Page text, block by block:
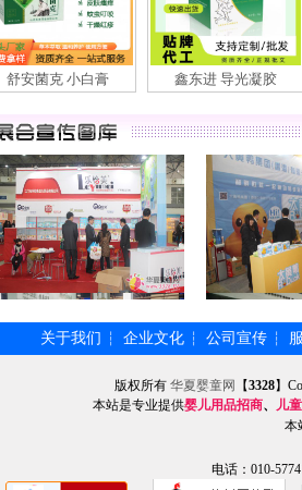
舒安菌克 小白膏 鑫东进 导光凝胶
关于我们 ┆ 企业文化 ┆ 公司宣传 ┆
版权所有 华夏婴童网 【3328】
本站是专业提供婴儿用品招商、 儿
本
电话：010-